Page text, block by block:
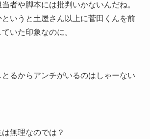
者や脚本には批判いかないんだね。
いうと土屋さん以上に菅田くんを前
いた印象なのに。
るからアンチがいるのはしゃーない
無理なのでは？